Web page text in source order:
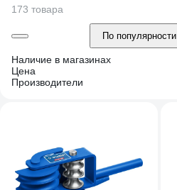
173 товара
По популярности
Наличие в магазинах
Цена
Производители